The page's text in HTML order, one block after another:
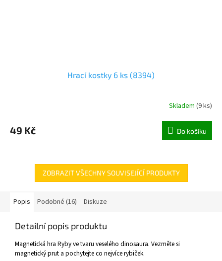
Hrací kostky 6 ks (8394)
Skladem (9 ks)
49 Kč Do košíku
ZOBRAZIT VŠECHNY SOUVISEJÍCÍ PRODUKTY
Popis Podobné (16) Diskuze
Detailní popis produktu
Magnetická hra Ryby ve tvaru veselého dinosaura. Vezměte si
magnetický prut a pochytejte co nejvíce rybiček.